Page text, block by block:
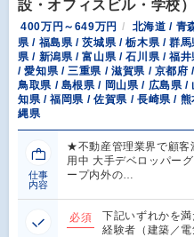
設・オフィスビル・学校）
400万円～649万円
北海道 / 青
県 / 福島県 / 茨城県 / 栃木県 / 群
県 / 新潟県 / 富山県 / 石川県 / 福
/ 愛知県 / 三重県 / 滋賀県 / 京都
鳥取県 / 島根県 / 岡山県 / 広島県
知県 / 福岡県 / 佐賀県 / 長崎県 /
縄県
仕事
内容
★不動産管理業界で顧
用中 大手デベロッパー
ープ内外の…
必須
下記いずれかを
経験者（建築／